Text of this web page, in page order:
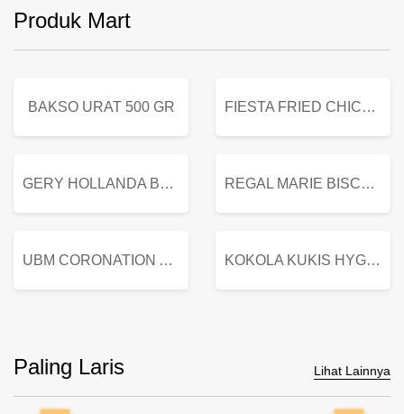
Produk Mart
BAKSO URAT 500 GR FIESTA FRIED CHICKEN 500 GR
GERY HOLLANDA BUTTER COOKIES 450 GRAM REGAL MARIE BISCUIT KALENG 550 GRAM
UBM CORONATION ASSORTED BISKUIT KALENG 450 GRAM KOKOLA KUKIS HYGIENIC MILK VANILLA PACK 320 GR
Paling Laris Lihat Lainnya